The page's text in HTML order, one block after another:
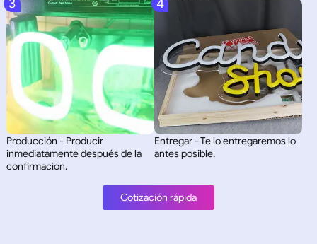
Producción - Producir
inmediatamente después de la
confirmación.
3
Entregar - Te lo entregaremos lo
antes posible.
4
Cotización rápida